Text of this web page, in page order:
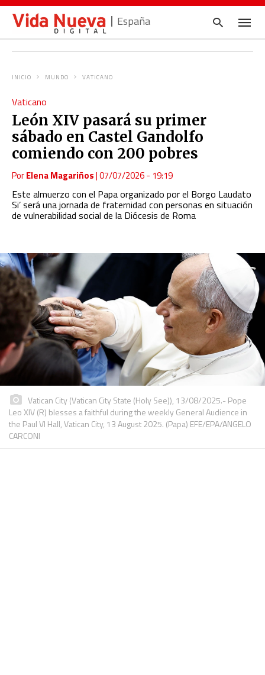
España
INICIO MUNDO VATICANO
Vaticano
León XIV pasará su primer
sábado en Castel Gandolfo
comiendo con 200 pobres
PorElena Magariños|07/07/2026 - 19:19
Este almuerzo con el Papa organizado por el Borgo Laudato
Si’ será una jornada de fraternidad con personas en situación
de vulnerabilidad social de la Diócesis de Roma
Vatican City (Vatican City State (Holy See)), 13/08/2025.- Pope
Leo XIV (R) blesses a faithful during the weekly General Audience in
the Paul VI Hall, Vatican City, 13 August 2025. (Papa) EFE/EPA/ANGELO
CARCONI